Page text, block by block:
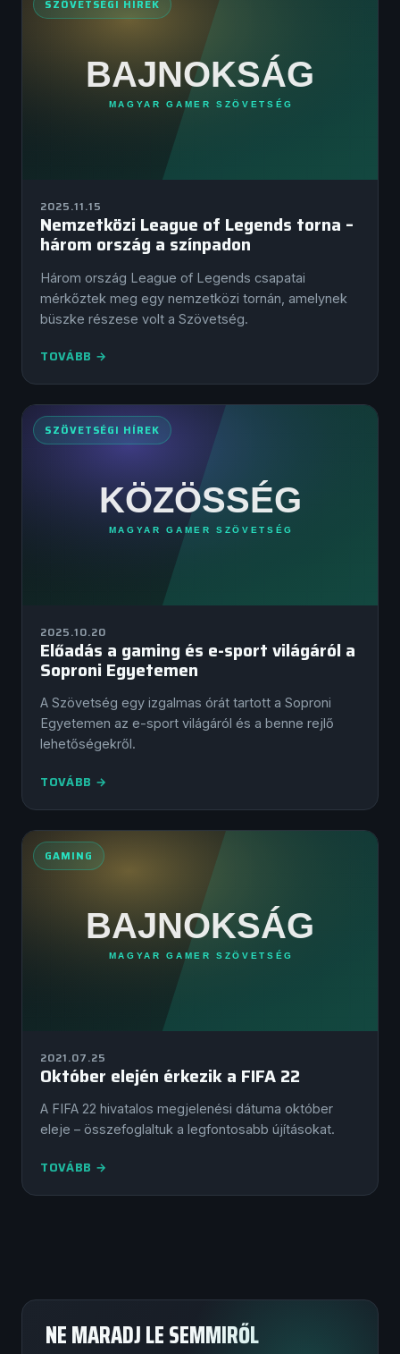
SZÖVETSÉGI HÍREK
2025.11.15
Nemzetközi League of Legends torna –
három ország a színpadon
Három ország League of Legends csapatai
mérkőztek meg egy nemzetközi tornán, amelynek
büszke részese volt a Szövetség.
TOVÁBB →
SZÖVETSÉGI HÍREK
2025.10.20
Előadás a gaming és e-sport világáról a
Soproni Egyetemen
A Szövetség egy izgalmas órát tartott a Soproni
Egyetemen az e-sport világáról és a benne rejlő
lehetőségekről.
TOVÁBB →
GAMING
2021.07.25
Október elején érkezik a FIFA 22
A FIFA 22 hivatalos megjelenési dátuma október
eleje – összefoglaltuk a legfontosabb újításokat.
TOVÁBB →
NE MARADJ LE SEMMIRŐL